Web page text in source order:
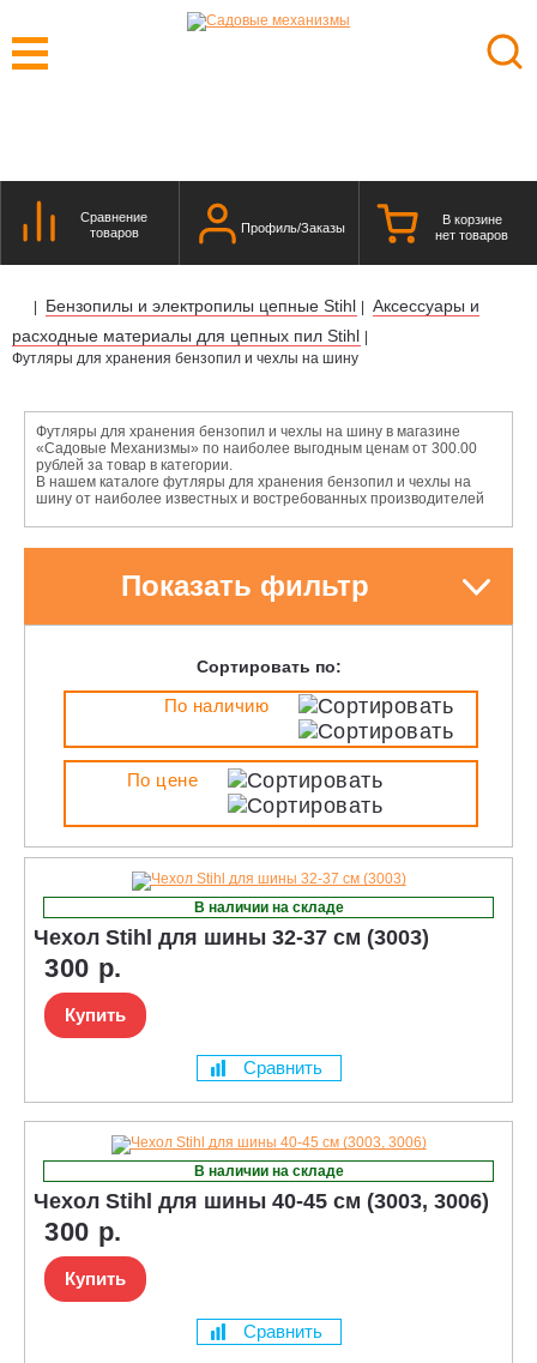
Сравнение
товаров
Профиль/Заказы
В корзине
нет товаров
| Бензопилы и электропилы цепные Stihl | Аксессуары и
расходные материалы для цепных пил Stihl |
Футляры для хранения бензопил и чехлы на шину
Футляры для хранения бензопил и чехлы на шину в магазине
«Садовые Механизмы» по наиболее выгодным ценам от 300.00
рублей за товар в категории.
В нашем каталоге футляры для хранения бензопил и чехлы на
шину от наиболее известных и востребованных производителей
Показать фильтр
Сортировать по:
По наличию
По цене
В наличии на складе
Чехол Stihl для шины 32-37 см (3003)
300 р.
Купить
Сравнить
В наличии на складе
Чехол Stihl для шины 40-45 см (3003, 3006)
300 р.
Купить
Сравнить